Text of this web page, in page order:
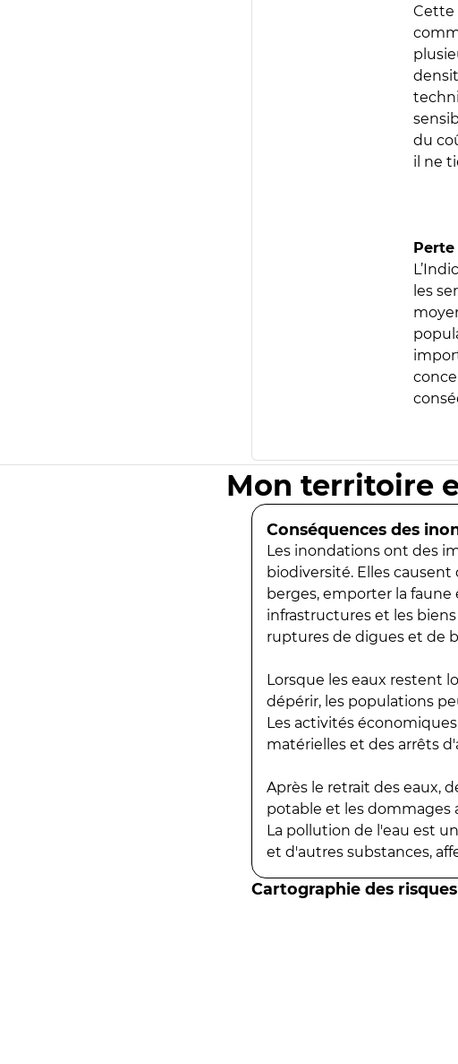
Cette
du
il ne
Perte
les
Mon territoire
Conséquences des
Les inondations ont des
biodiversité. Elles
berges, emporter la
infrastructures et les
ruptures de digues et de
Lorsque les eaux restent
dépérir, les populations
Les activités
matérielles et des arrêts
Après le retrait des eaux,
potable et les dommages
La pollution de l'eau est
et d'autres substances,
Cartographie des